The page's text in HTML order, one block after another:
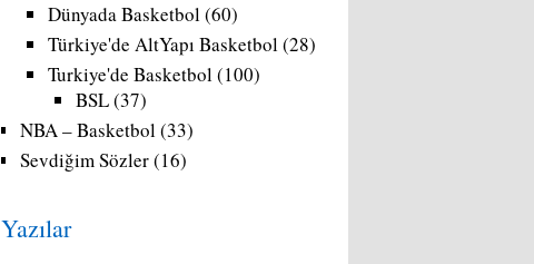
Dünyada Basketbol(60)
Türkiye'de AltYapı Basketbol(28)
Turkiye'de Basketbol(100)
BSL(37)
NBA – Basketbol(33)
Sevdiğim Sözler(16)
Yazılar